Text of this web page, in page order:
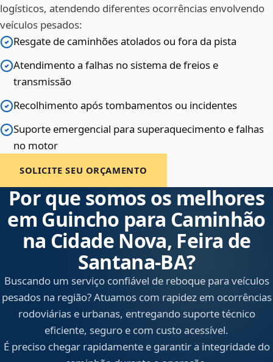
logísticos, atendendo diferentes ocorrências envolvendo
veículos pesados:
Resgate de caminhões atolados ou fora da pista
Atendimento a falhas no sistema de freios e
transmissão
Recolhimento após tombamentos ou incidentes
Suporte emergencial para superaquecimento e falhas
no motor
SOLICITE SEU ORÇAMENTO
Por que somos os melhores
em Guincho para Caminhão
na Cidade Nova, Feira de
Santana‑BA?
Buscando um serviço confiável de reboque para veículos
pesados na região? Atuamos com rapidez em ocorrências
rodoviárias e urbanas, entregando suporte técnico
eficiente, seguro e com custo acessível.
É preciso chegar rapidamente e garantir a integridade do